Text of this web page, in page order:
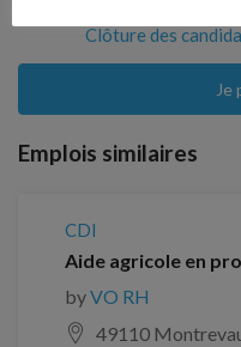
Clôture des
Je
Emplois similaires
CDI
Aide agricole en
byVO RH
49110